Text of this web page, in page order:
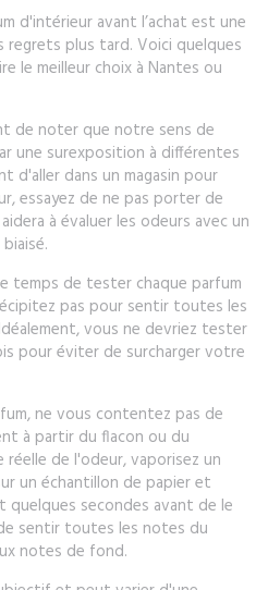
d'intérieur avant l’achat est une
plus tard. Voici quelques
le meilleur choix à Nantes ou
de noter que notre sens de
une surexposition à différentes
d'aller dans un magasin pour
essayez de ne pas porter de
à évaluer les odeurs avec un
temps de tester chaque parfum
pas pour sentir toutes les
vous ne devriez tester
pour éviter de surcharger votre
ne vous contentez pas de
à partir du flacon ou du
de l'odeur, vaporisez un
un échantillon de papier et
quelques secondes avant de le
sentir toutes les notes du
notes de fond.